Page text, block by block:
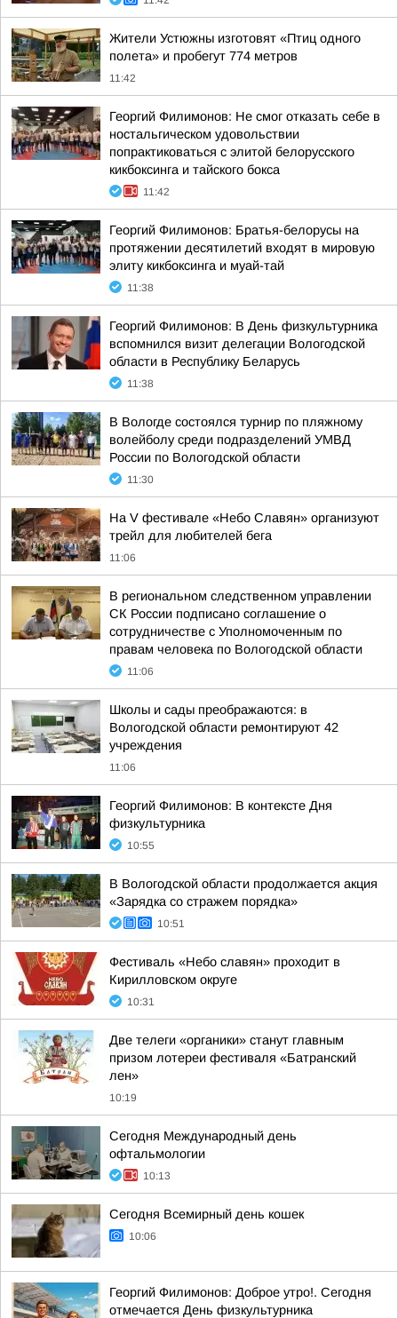
Жители Устюжны изготовят «Птиц одного
полета» и пробегут 774 метров
11:42
Георгий Филимонов: Не смог отказать себе в
ностальгическом удовольствии
попрактиковаться с элитой белорусского
кикбоксинга и тайского бокса
11:42
Георгий Филимонов: Братья-белорусы на
протяжении десятилетий входят в мировую
элиту кикбоксинга и муай-тай
11:38
Георгий Филимонов: В День физкультурника
вспомнился визит делегации Вологодской
области в Республику Беларусь
11:38
В Вологде состоялся турнир по пляжному
волейболу среди подразделений УМВД
России по Вологодской области
11:30
На V фестивале «Небо Славян» организуют
трейл для любителей бега
11:06
В региональном следственном управлении
СК России подписано соглашение о
сотрудничестве с Уполномоченным по
правам человека по Вологодской области
11:06
Школы и сады преображаются: в
Вологодской области ремонтируют 42
учреждения
11:06
Георгий Филимонов: В контексте Дня
физкультурника
10:55
В Вологодской области продолжается акция
«Зарядка со стражем порядка»
10:51
Фестиваль «Небо славян» проходит в
Кирилловском округе
10:31
Две телеги «органики» станут главным
призом лотереи фестиваля «Батранский
лен»
10:19
Сегодня Международный день
офтальмологии
10:13
Сегодня Всемирный день кошек
10:06
Георгий Филимонов: Доброе утро!. Сегодня
отмечается День физкультурника